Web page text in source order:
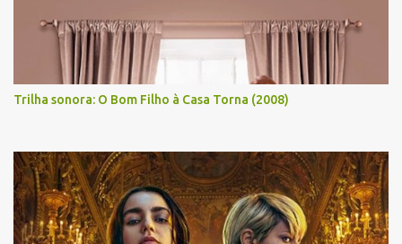
Trilha sonora: O Bom Filho à Casa Torna (2008)